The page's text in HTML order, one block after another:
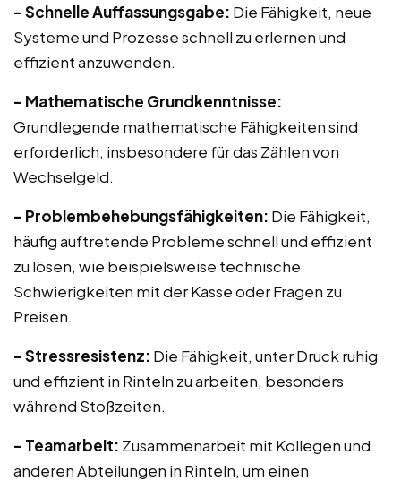
– Schnelle Auffassungsgabe: Die Fähigkeit, neue
Systeme und Prozesse schnell zu erlernen und
effizient anzuwenden.
– Mathematische Grundkenntnisse:
Grundlegende mathematische Fähigkeiten sind
erforderlich, insbesondere für das Zählen von
Wechselgeld.
– Problembehebungsfähigkeiten: Die Fähigkeit,
häufig auftretende Probleme schnell und effizient
zu lösen, wie beispielsweise technische
Schwierigkeiten mit der Kasse oder Fragen zu
Preisen.
– Stressresistenz: Die Fähigkeit, unter Druck ruhig
und effizient in Rinteln zu arbeiten, besonders
während Stoßzeiten.
– Teamarbeit: Zusammenarbeit mit Kollegen und
anderen Abteilungen in Rinteln, um einen